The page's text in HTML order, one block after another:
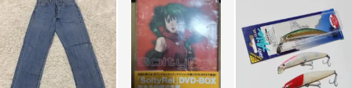
タイプ) 3個セット まと
め売り